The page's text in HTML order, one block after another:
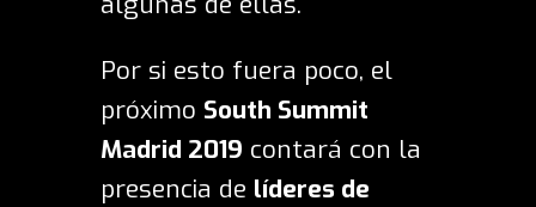
Por si esto fuera poco, el
próximo South Summit
Madrid 2019 contará con la
presencia de líderes de